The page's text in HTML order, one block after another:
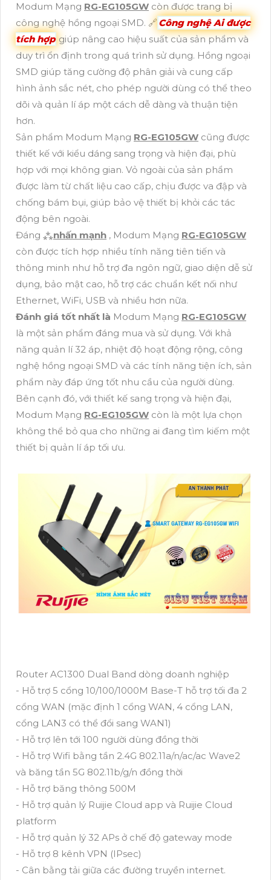
Modum Mạng RG-EG105GW còn được trang bị
công nghệ hồng ngoại SMD. 🔗 Công nghệ Ai được
tích hợp giúp nâng cao hiệu suất của sản phẩm và
duy trì ổn định trong quá trình sử dụng. Hồng ngoại
SMD giúp tăng cường độ phân giải và cung cấp
hình ảnh sắc nét, cho phép người dùng có thể theo
dõi và quản lí áp một cách dễ dàng và thuận tiện
hơn.
Sản phẩm Modum Mạng RG-EG105GW cũng được
thiết kế với kiểu dáng sang trọng và hiện đại, phù
hợp với mọi không gian. Vỏ ngoài của sản phẩm
được làm từ chất liệu cao cấp, chịu được va đập và
chống bám bụi, giúp bảo vệ thiết bị khỏi các tác
động bên ngoài.
Đáng ⁂nhấn mạnh , Modum Mạng RG-EG105GW
còn được tích hợp nhiều tính năng tiên tiến và
thông minh như hỗ trợ đa ngôn ngữ, giao diện dễ sử
dụng, bảo mật cao, hỗ trợ các chuẩn kết nối như
Ethernet, WiFi, USB và nhiều hơn nữa.
Đánh giá tốt nhất là Modum Mạng RG-EG105GW
là một sản phẩm đáng mua và sử dụng. Với khả
năng quản lí 32 áp, nhiệt độ hoạt động rộng, công
nghệ hồng ngoại SMD và các tính năng tiện ích, sản
phẩm này đáp ứng tốt nhu cầu của người dùng.
Bên cạnh đó, với thiết kế sang trọng và hiện đại,
Modum Mạng RG-EG105GW còn là một lựa chọn
không thể bỏ qua cho những ai đang tìm kiếm một
thiết bị quản lí áp tối ưu.
Router AC1300 Dual Band dòng doanh nghiệp
- Hỗ trợ 5 cổng 10/100/1000M Base-T hỗ trợ tối đa 2
cổng WAN (mặc định 1 cổng WAN, 4 cổng LAN,
cổng LAN3 có thể đổi sang WAN1)
- Hỗ trợ lên tới 100 người dùng đồng thời
- Hỗ trợ Wifi bằng tần 2.4G 802.11a/n/ac/ac Wave2
và băng tần 5G 802.11b/g/n đồng thời
- Hỗ trợ băng thông 500M
- Hỗ trợ quản lý Ruijie Cloud app và Ruijie Cloud
platform
- Hỗ trợ quản lý 32 APs ở chế độ gateway mode
- Hỗ trợ 8 kênh VPN (IPsec)
- Cân bằng tải giữa các đường truyền internet.